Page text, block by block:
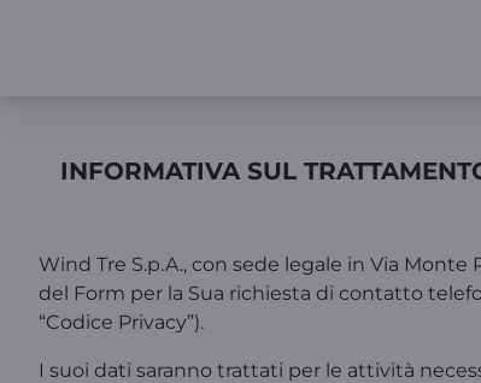
INFORMATIVA SUL
Wind Tre S.p.A., con sede legale in Via
del Form per la Sua richiesta di contatto
“Codice Privacy”).
I suoi dati saranno trattati per le attività